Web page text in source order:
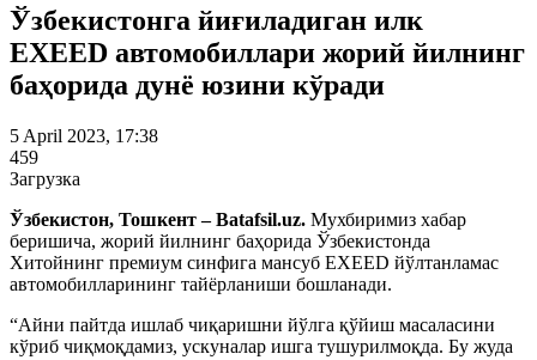
Ўзбекистонга йиғиладиган илк
EXEED автомобиллари жорий йилнинг
баҳорида дунё юзини кўради
5 April 2023, 17:38
459
Загрузка
Ўзбекистон, Тошкент – Batafsil.uz. Мухбиримиз хабар
беришича, жорий йилнинг баҳорида Ўзбекистонда
Хитойнинг премиум синфига мансуб EXEED йўлтанламас
автомобилларининг тайёрланиши бошланади.
“Айни пайтда ишлаб чиқаришни йўлга қўйиш масаласини
кўриб чиқмоқдамиз, ускуналар ишга тушурилмоқда. Бу жуда